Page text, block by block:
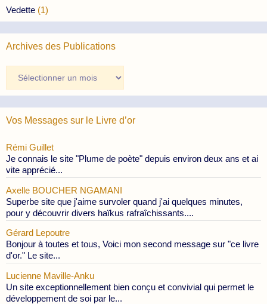
Vedette (1)
Archives des Publications
des
Publications
Vos Messages sur le Livre d’or
Rémi Guillet
Je connais le site "Plume de poète" depuis environ deux ans et ai
vite apprécié...
Axelle BOUCHER NGAMANI
Superbe site que j'aime survoler quand j'ai quelques minutes,
pour y découvrir divers haïkus rafraîchissants....
Gérard Lepoutre
Bonjour à toutes et tous, Voici mon second message sur "ce livre
d'or." Le site...
Lucienne Maville-Anku
Un site exceptionnellement bien conçu et convivial qui permet le
développement de soi par le...